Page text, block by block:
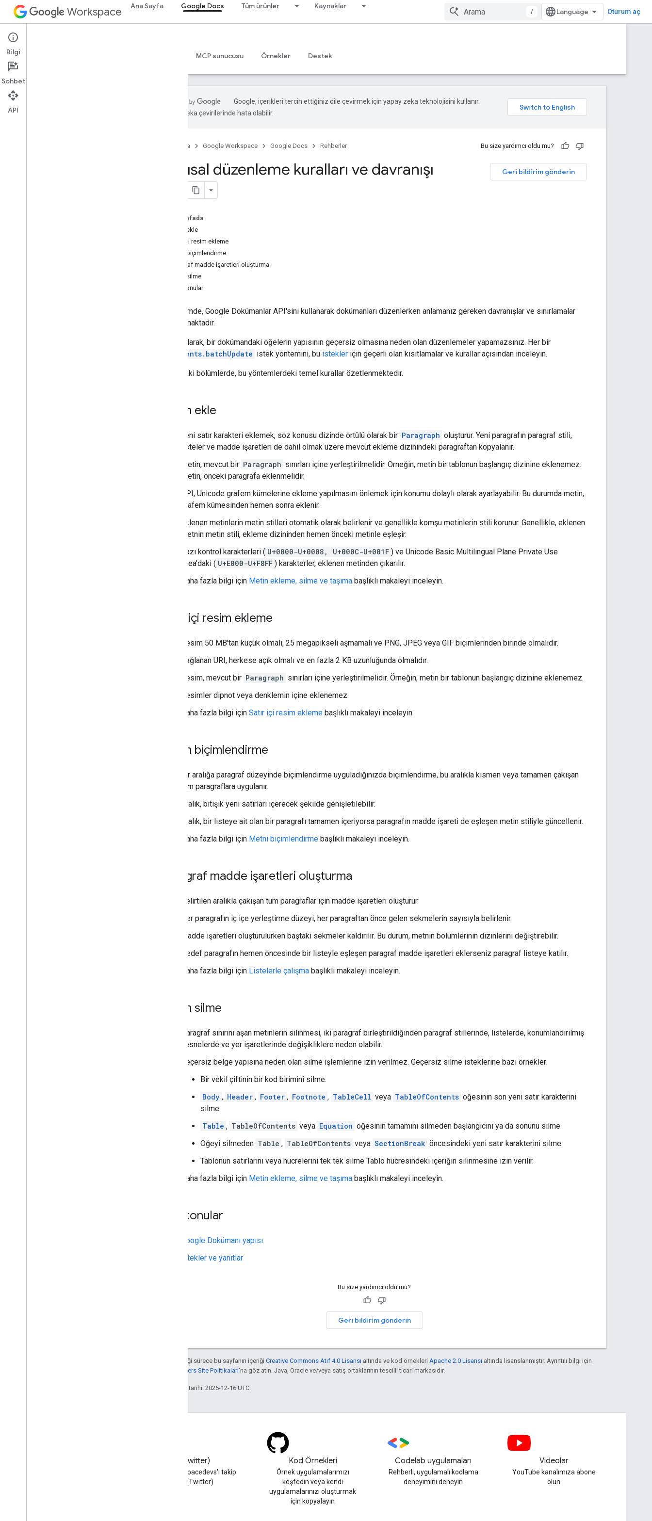
Workspace Ana Sayfa Google Docs Tüm ürünler Kaynaklar
/ Oturum aç
Google Docs
Genel bakış MCP sunucusu Örnekler Destek
Google, içerikleri tercih ettiğiniz dile çevirmek için yapay zeka teknolojisini kullanır.
Yapay zeka çevirilerinde hata olabilir.
Ana Sayfa Google Workspace Google Docs Rehberler Bu size yardımcı oldu mu?
Geri bildirim gönderin
Yapısal düzenleme kuralları ve davranışı
Bu sayfada
Metin ekle
Satır içi resim ekleme
Metin biçimlendirme
Paragraf madde işaretleri oluşturma
Metin silme
İlgili konular
Bu bölümde, Google Dokümanlar API'sini kullanarak dokümanları düzenlerken anlamanız gereken davranışlar ve sınırlamalar
açıklanmaktadır.
Genel olarak, bir dokümandaki öğelerin yapısının geçersiz olmasına neden olan düzenlemeler yapamazsınız. Her bir
documents.batchUpdate istek yöntemini, bu istekler için geçerli olan kısıtlamalar ve kurallar açısından inceleyin.
Aşağıdaki bölümlerde, bu yöntemlerdeki temel kurallar özetlenmektedir.
Metin ekle
Yeni satır karakteri eklemek, söz konusu dizinde örtülü olarak bir Paragraph oluşturur. Yeni paragrafın paragraf stili,
listeler ve madde işaretleri de dahil olmak üzere mevcut ekleme dizinindeki paragraftan kopyalanır.
Metin, mevcut bir Paragraph sınırları içine yerleştirilmelidir. Örneğin, metin bir tablonun başlangıç dizinine eklenemez.
Metin, önceki paragrafa eklenmelidir.
API, Unicode grafem kümelerine ekleme yapılmasını önlemek için konumu dolaylı olarak ayarlayabilir. Bu durumda metin,
grafem kümesinden hemen sonra eklenir.
Eklenen metinlerin metin stilleri otomatik olarak belirlenir ve genellikle komşu metinlerin stili korunur. Genellikle, eklenen
metnin metin stili, ekleme dizininden hemen önceki metinle eşleşir.
Bazı kontrol karakterleri ( U+0000-U+0008, U+000C-U+001F ) ve Unicode Basic Multilingual Plane Private Use
Area'daki ( U+E000-U+F8FF ) karakterler, eklenen metinden çıkarılır.
Daha fazla bilgi için Metin ekleme, silme ve taşıma başlıklı makaleyi inceleyin.
Satır içi resim ekleme
Resim 50 MB'tan küçük olmalı, 25 megapikseli aşmamalı ve PNG, JPEG veya GIF biçimlerinden birinde olmalıdır.
Sağlanan URI, herkese açık olmalı ve en fazla 2 KB uzunluğunda olmalıdır.
Resim, mevcut bir Paragraph sınırları içine yerleştirilmelidir. Örneğin, metin bir tablonun başlangıç dizinine eklenemez.
Resimler dipnot veya denklemin içine eklenemez.
Daha fazla bilgi için Satır içi resim ekleme başlıklı makaleyi inceleyin.
Metin biçimlendirme
Bir aralığa paragraf düzeyinde biçimlendirme uyguladığınızda biçimlendirme, bu aralıkla kısmen veya tamamen çakışan
tüm paragraflara uygulanır.
Aralık, bitişik yeni satırları içerecek şekilde genişletilebilir.
Aralık, bir listeye ait olan bir paragrafı tamamen içeriyorsa paragrafın madde işareti de eşleşen metin stiliyle güncellenir.
Daha fazla bilgi için Metni biçimlendirme başlıklı makaleyi inceleyin.
Paragraf madde işaretleri oluşturma
Belirtilen aralıkla çakışan tüm paragraflar için madde işaretleri oluşturur.
Her paragrafın iç içe yerleştirme düzeyi, her paragraftan önce gelen sekmelerin sayısıyla belirlenir.
Madde işaretleri oluşturulurken baştaki sekmeler kaldırılır. Bu durum, metnin bölümlerinin dizinlerini değiştirebilir.
Hedef paragrafın hemen öncesinde bir listeyle eşleşen paragraf madde işaretleri eklerseniz paragraf listeye katılır.
Daha fazla bilgi için Listelerle çalışma başlıklı makaleyi inceleyin.
Metin silme
Paragraf sınırını aşan metinlerin silinmesi, iki paragraf birleştirildiğinden paragraf stillerinde, listelerde, konumlandırılmış
nesnelerde ve yer işaretlerinde değişikliklere neden olabilir.
Geçersiz belge yapısına neden olan silme işlemlerine izin verilmez. Geçersiz silme isteklerine bazı örnekler:
Bir vekil çiftinin bir kod birimini silme.
Body , Header , Footer , Footnote , TableCell veya TableOfContents öğesinin son yeni satır karakterini
silme.
Table , TableOfContents veya Equation öğesinin tamamını silmeden başlangıcını ya da sonunu silme
Öğeyi silmeden Table , TableOfContents veya SectionBreak öncesindeki yeni satır karakterini silme.
Tablonun satırlarını veya hücrelerini tek tek silme Tablo hücresindeki içeriğin silinmesine izin verilir.
Daha fazla bilgi için Metin ekleme, silme ve taşıma başlıklı makaleyi inceleyin.
İlgili konular
Google Dokümanı yapısı
İstekler ve yanıtlar
Bu size yardımcı oldu mu?
Geri bildirim gönderin
Aksi belirtilmediği sürece bu sayfanın içeriği Creative Commons Atıf 4.0 Lisansı altında ve kod örnekleri Apache 2.0 Lisansı altında lisanslanmıştır. Ayrıntılı bilgi için
Google Developers Site Politikaları'na göz atın. Java, Oracle ve/veya satış ortaklarının tescilli ticari markasıdır.
Son güncelleme tarihi: 2025-12-16 UTC.
X (Twitter)
X'te @workspacedevs'i takip
edin (Twitter)
Kod Örnekleri
Örnek uygulamalarımızı
keşfedin veya kendi
uygulamalarınızı oluşturmak
için kopyalayın
Codelab uygulamaları
Rehberli, uygulamalı kodlama
deneyimini deneyin
Videolar
YouTube kanalımıza abone
olun
Bilgi
Sohbet
API